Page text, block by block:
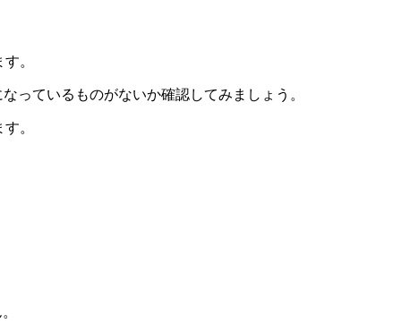
。
っているものがないか確認してみましょう。
。